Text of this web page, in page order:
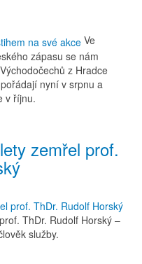
Ve
zápasu se nám
z Hradce
nyní v srpnu a
v říjnu.
zemřel prof.
ThDr. Rudolf Horský –
služby.